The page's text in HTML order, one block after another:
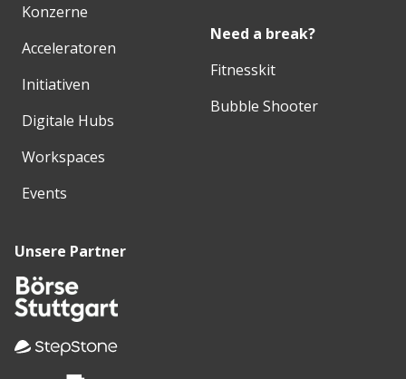
Konzerne
Acceleratoren
Initiativen
Digitale Hubs
Workspaces
Events
Need a break?
Fitnesskit
Bubble Shooter
Unsere Partner